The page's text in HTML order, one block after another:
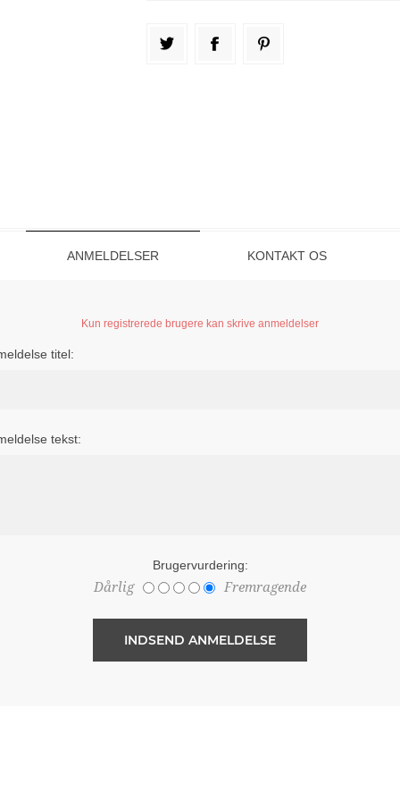
ANMELDELSER KONTAKT OS
Kun registrerede brugere kan skrive anmeldelser
titel:
tekst:
Brugervurdering:
Dårlig Fremragende